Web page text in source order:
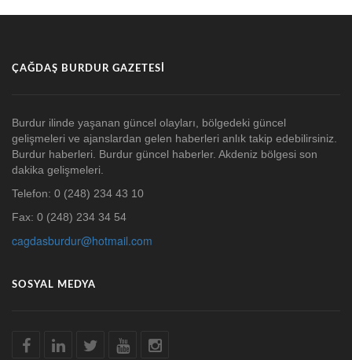
ÇAĞDAŞ BURDUR GAZETESI
Burdur ilinde yaşanan güncel olayları, bölgedeki güncel
gelişmeleri ve ajanslardan gelen haberleri anlık takip edebilirsiniz.
Burdur haberleri. Burdur güncel haberler. Akdeniz bölgesi son
dakika gelişmeleri.
Telefon: 0 (248) 234 43 10
Fax: 0 (248) 234 34 54
cagdasburdur@hotmail.com
SOSYAL MEDYA